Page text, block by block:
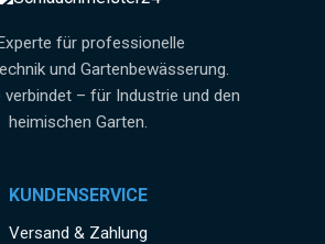
für professionelle
und Gartenbewässerung.
verbindet – für Industrie und den
heimischen Garten.
KUNDENSERVICE
Versand & Zahlung